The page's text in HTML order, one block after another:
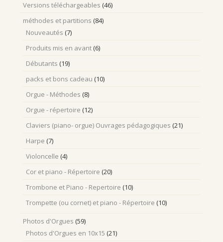
Versions téléchargeables (46)
méthodes et partitions (84)
Nouveautés (7)
Produits mis en avant (6)
Débutants (19)
packs et bons cadeau (10)
Orgue - Méthodes (8)
Orgue - répertoire (12)
Claviers (piano- orgue) Ouvrages pédagogiques (21)
Harpe (7)
Violoncelle (4)
Cor et piano - Répertoire (20)
Trombone et Piano - Repertoire (10)
Trompette (ou cornet) et piano - Répertoire (10)
Photos d'Orgues (59)
Photos d'Orgues en 10x15 (21)